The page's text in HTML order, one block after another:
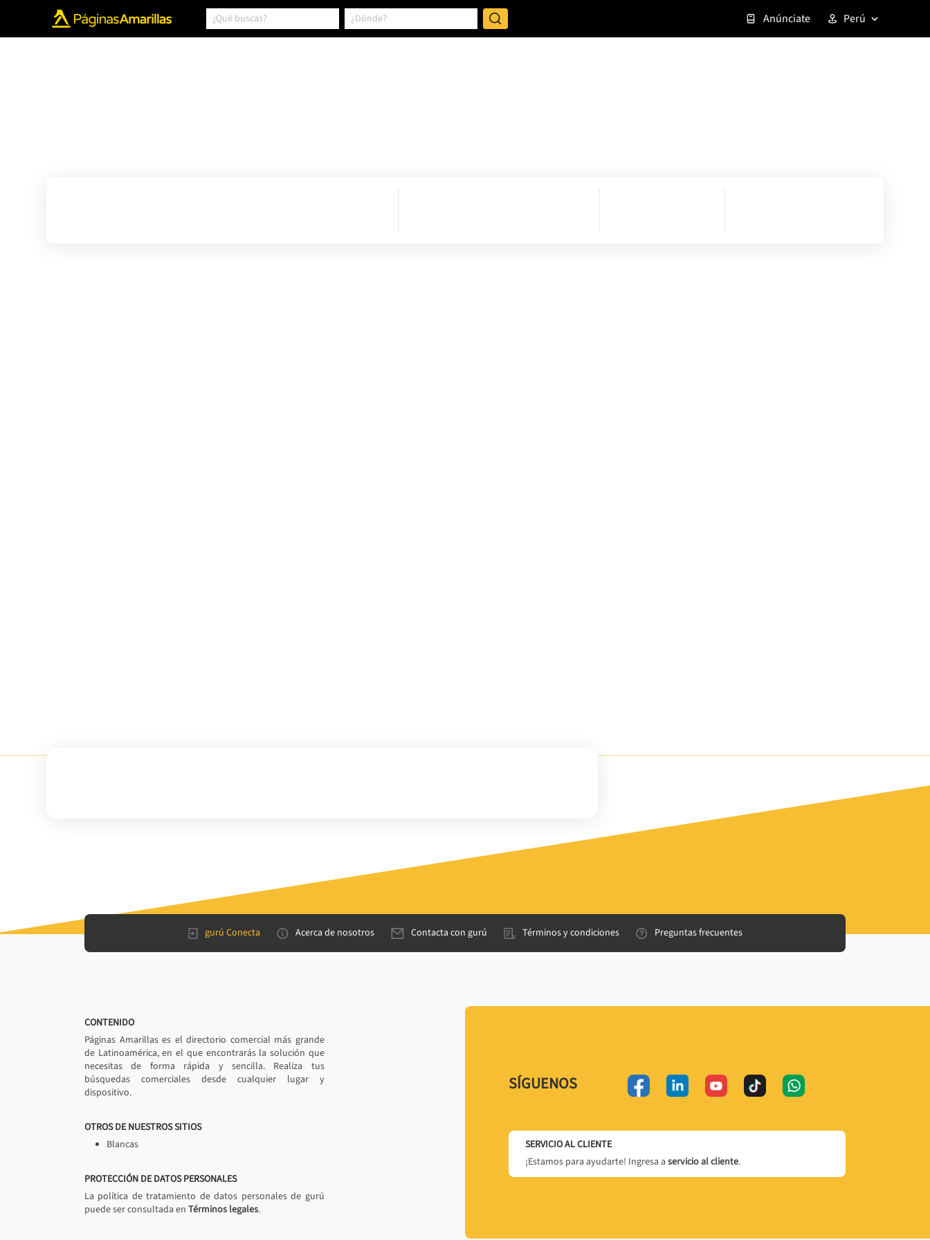
Anúnciate Perú
gurú Conecta Acerca de nosotros Contacta con gurú Términos y condiciones Preguntas frecuentes
CONTENIDO
Páginas Amarillas es el directorio comercial más grande
de Latinoamérica, en el que encontrarás la solución que
necesitas de forma rápida y sencilla. Realiza tus
búsquedas comerciales desde cualquier lugar y
dispositivo.
OTROS DE NUESTROS SITIOS
Blancas
PROTECCIÓN DE DATOS PERSONALES
La política de tratamiento de datos personales de gurú
puede ser consultada en Términos legales.
SÍGUENOS
SERVICIO AL CLIENTE
¡Estamos para ayudarte! Ingresa a servicio al cliente.